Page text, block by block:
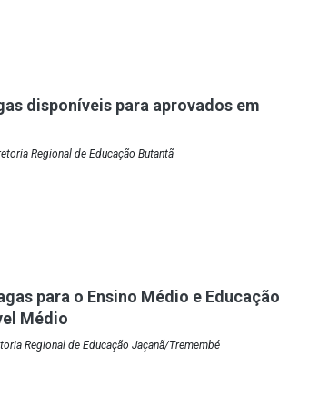
disponíveis para aprovados em
Regional de Educação Butantã
para o Ensino Médio e Educação
Médio
Regional de Educação Jaçanã/Tremembé